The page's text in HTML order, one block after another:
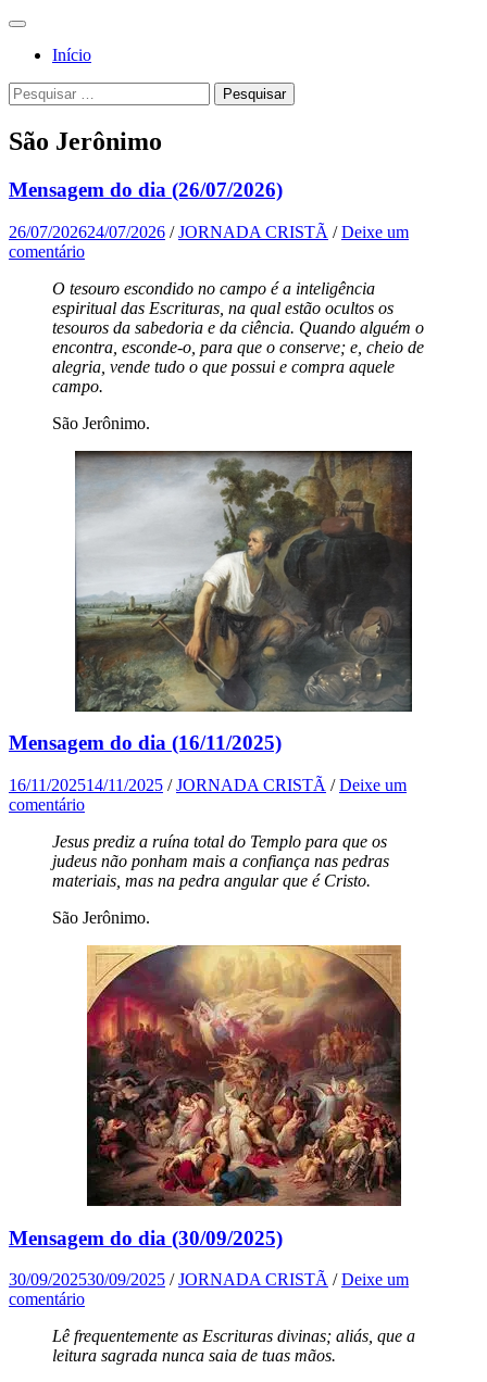
Jornada
Cristã
Para a
Deus, em
comunhão
Santa
Igreja
Católica
Apostólica
Romana
Menu
Início
Pesquisa
Pesquisar
por:
São Jerônimo
Mensagem do dia (26/07/2026)
26/07/202624/07/2026 /JORNADA CRISTÃ /Deixe um
comentário
O tesouro escondido no campo é a inteligência
espiritual das Escrituras, na qual estão ocultos os
tesouros da sabedoria e da ciência. Quando alguém o
encontra, esconde-o, para que o conserve; e, cheio de
alegria, vende tudo o que possui e compra aquele
campo.
São Jerônimo.
Mensagem do dia (16/11/2025)
16/11/202514/11/2025 /JORNADA CRISTÃ /Deixe um
comentário
Jesus prediz a ruína total do Templo para que os
judeus não ponham mais a confiança nas pedras
materiais, mas na pedra angular que é Cristo.
São Jerônimo.
Mensagem do dia (30/09/2025)
30/09/202530/09/2025 /JORNADA CRISTÃ /Deixe um
comentário
Lê frequentemente as Escrituras divinas; aliás, que a
leitura sagrada nunca saia de tuas mãos.